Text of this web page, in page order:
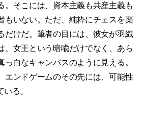
。そこには、資本主義も共産主義も
もいない。ただ、純粋にチェスを楽
だけだ。筆者の目には、彼女が羽織
、女王という暗喩だけでなく、あら
っ白なキャンバスのように見える。
エンドゲームのその先には、可能性
る。